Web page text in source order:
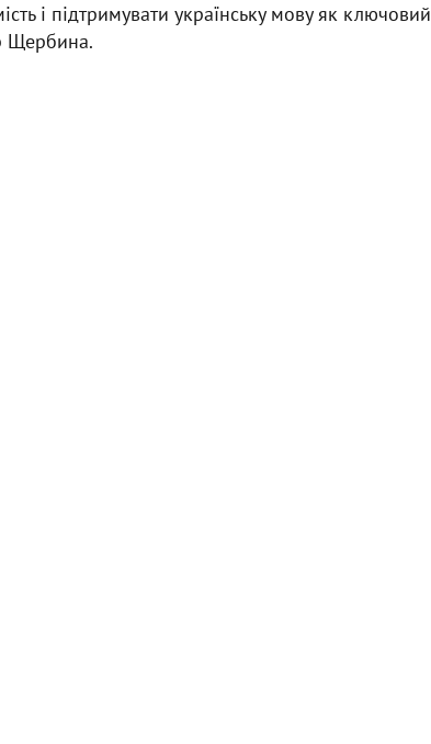
і підтримувати українську мову як ключовий
Щербина.